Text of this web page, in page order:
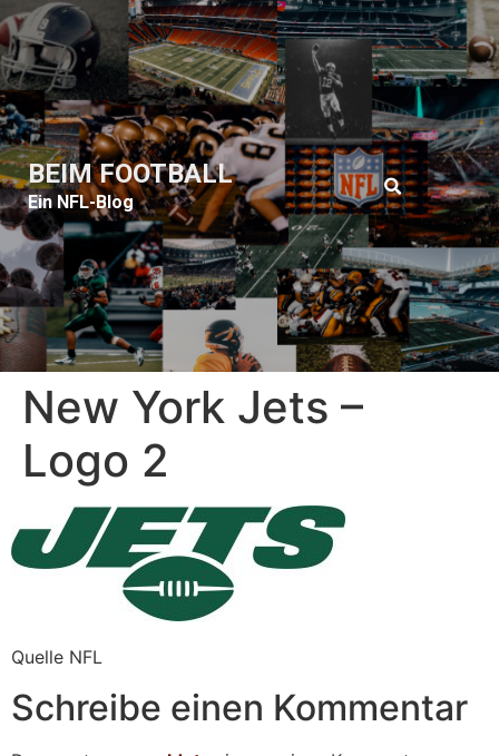
BEIM FOOTBALL
Ein NFL-Blog
New York Jets –
Logo 2
Quelle NFL
Schreibe einen Kommentar